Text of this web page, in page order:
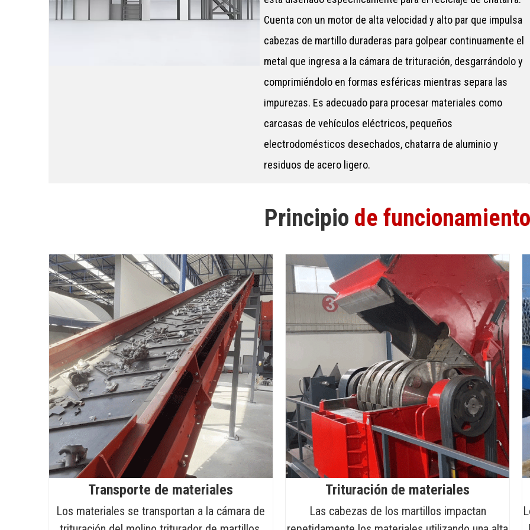
Cuenta con un motor de alta velocidad y alto par que impulsa
cabezas de martillo duraderas para golpear continuamente el
metal que ingresa a la cámara de trituración, desgarrándolo y
comprimiéndolo en formas esféricas mientras separa las
impurezas. Es adecuado para procesar materiales como
carcasas de vehículos eléctricos, pequeños
electrodomésticos desechados, chatarra de aluminio y
residuos de acero ligero.
Principio de funcionamiento
Transporte de materiales
Los materiales se transportan a la cámara de
Trituración de materiales
Las cabezas de los martillos impactan